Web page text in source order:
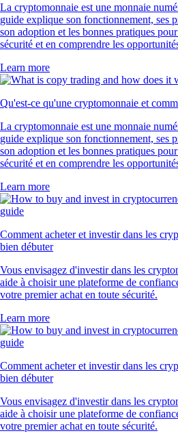
La cryptomonnaie est une monnaie
guide explique son fonctionnement, ses
son adoption et les bonnes pratiques
sécurité et en comprendre les
Learn more
Qu'est-ce qu'une cryptomonnaie et
La cryptomonnaie est une monnaie
guide explique son fonctionnement, ses
son adoption et les bonnes pratiques
sécurité et en comprendre les
Learn more
Comment acheter et investir dans les
bien débuter
Vous envisagez d'investir dans les
aide à choisir une plateforme de
votre premier achat en toute sécurité.
Learn more
Comment acheter et investir dans les
bien débuter
Vous envisagez d'investir dans les
aide à choisir une plateforme de
votre premier achat en toute sécurité.